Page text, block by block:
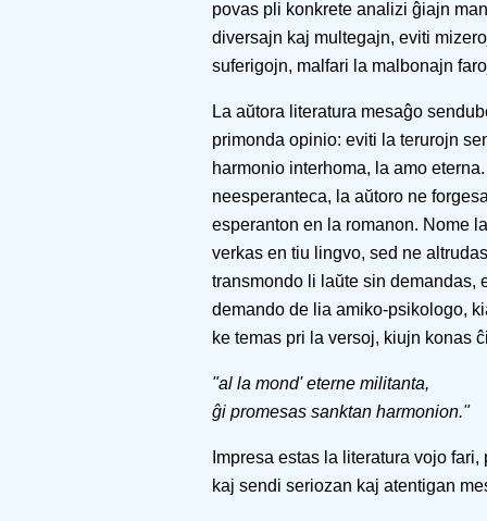
povas pli konkrete analizi ĝiajn
diversajn kaj multegajn, eviti
suferigojn, malfari la malbonajn
La aŭtora literatura mesaĝo
primonda opinio: eviti la terurojn
harmonio interhoma, la amo
neesperanteca, la aŭtoro ne
esperanton en la romanon. Nome
verkas en tiu lingvo, sed ne
transmondo li laŭte sin demandas,
demando de lia amiko-psikologo,
ke temas pri la versoj, kiujn konas
"al la mond' eterne militanta,
ĝi promesas sanktan harmonion."
Impresa estas la literatura vojo
kaj sendi seriozan kaj atentigan